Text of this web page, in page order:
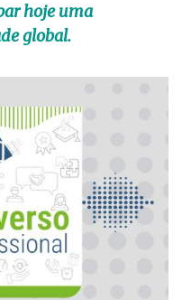
hoje uma
global.